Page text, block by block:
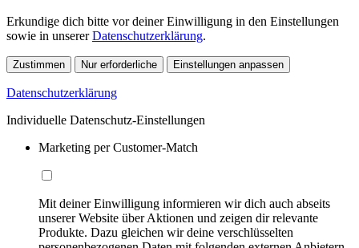
Erkundige dich bitte vor deiner Einwilligung in den Einstellungen
sowie in unsererDatenschutzerklärung.
Zustimmen Nur erforderliche Einstellungen anpassen
Datenschutzerklärung
Individuelle Datenschutz-Einstellungen
Marketing per Customer-Match
Mit deiner Einwilligung informieren wir dich auch abseits
unserer Website über Aktionen und zeigen dir relevante
Produkte. Dazu gleichen wir deine verschlüsselten